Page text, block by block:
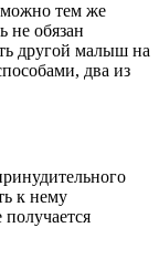
можно тем же
не обязан
другой малыш на
два из
к нему
получается